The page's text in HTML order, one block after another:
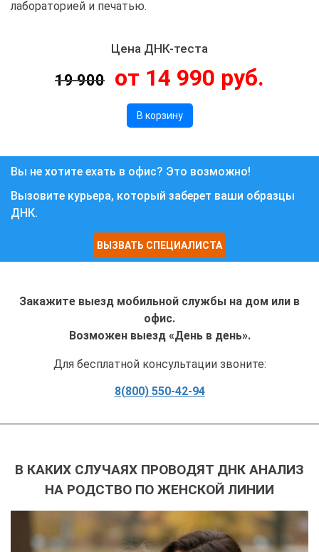
лабораторией и печатью.
Цена ДНК-теста
19 900 от 14 990 руб.
В корзину
Вы не хотите ехать в офис? Это возможно!
Вызовите курьера, который заберет ваши образцы
ДНК.
ВЫЗВАТЬ СПЕЦИАЛИСТА
Закажите выезд мобильной службы на дом или в
офис.
Возможен выезд «День в день».
Для бесплатной консультации звоните:
8(800) 550-42-94
В КАКИХ СЛУЧАЯХ ПРОВОДЯТ ДНК АНАЛИЗ
НА РОДСТВО ПО ЖЕНСКОЙ ЛИНИИ